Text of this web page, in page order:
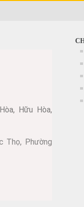
Hữu Hòa,
Thọ, Phường